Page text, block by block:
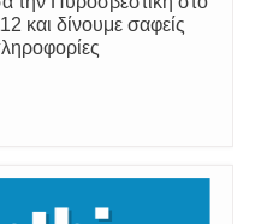
Προσεκτικοί